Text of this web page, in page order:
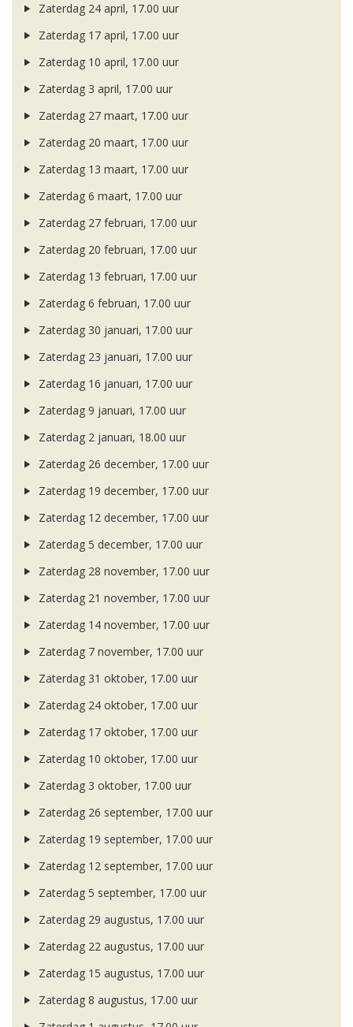
Zaterdag 24 april, 17.00 uur
Zaterdag 17 april, 17.00 uur
Zaterdag 10 april, 17.00 uur
Zaterdag 3 april, 17.00 uur
Zaterdag 27 maart, 17.00 uur
Zaterdag 20 maart, 17.00 uur
Zaterdag 13 maart, 17.00 uur
Zaterdag 6 maart, 17.00 uur
Zaterdag 27 februari, 17.00 uur
Zaterdag 20 februari, 17.00 uur
Zaterdag 13 februari, 17.00 uur
Zaterdag 6 februari, 17.00 uur
Zaterdag 30 januari, 17.00 uur
Zaterdag 23 januari, 17.00 uur
Zaterdag 16 januari, 17.00 uur
Zaterdag 9 januari, 17.00 uur
Zaterdag 2 januari, 18.00 uur
Zaterdag 26 december, 17.00 uur
Zaterdag 19 december, 17.00 uur
Zaterdag 12 december, 17.00 uur
Zaterdag 5 december, 17.00 uur
Zaterdag 28 november, 17.00 uur
Zaterdag 21 november, 17.00 uur
Zaterdag 14 november, 17.00 uur
Zaterdag 7 november, 17.00 uur
Zaterdag 31 oktober, 17.00 uur
Zaterdag 24 oktober, 17.00 uur
Zaterdag 17 oktober, 17.00 uur
Zaterdag 10 oktober, 17.00 uur
Zaterdag 3 oktober, 17.00 uur
Zaterdag 26 september, 17.00 uur
Zaterdag 19 september, 17.00 uur
Zaterdag 12 september, 17.00 uur
Zaterdag 5 september, 17.00 uur
Zaterdag 29 augustus, 17.00 uur
Zaterdag 22 augustus, 17.00 uur
Zaterdag 15 augustus, 17.00 uur
Zaterdag 8 augustus, 17.00 uur